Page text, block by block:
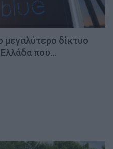
μεγαλύτερο δίκτυο
που…